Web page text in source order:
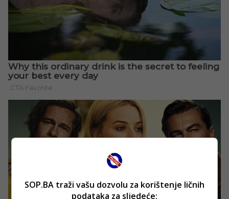
SOP.BA traži vašu dozvolu za korištenje ličnih
podataka za sljedeće: